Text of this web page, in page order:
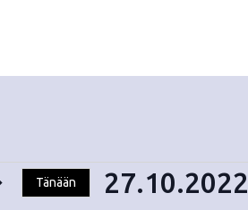
Tänään 27.10.2022